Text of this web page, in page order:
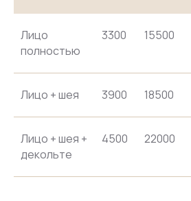
Лицо
полностью
3300 15500
Лицо + шея 3900 18500
Лицо + шея +
декольте
4500 22000